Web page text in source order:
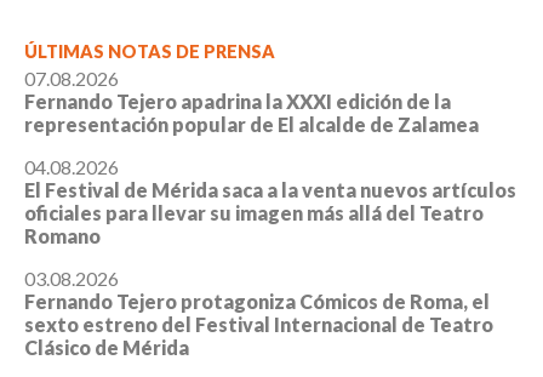
ÚLTIMAS NOTAS DE PRENSA
07.08.2026
Fernando Tejero apadrina la XXXI edición de la
representación popular de El alcalde de Zalamea
04.08.2026
El Festival de Mérida saca a la venta nuevos artículos
oficiales para llevar su imagen más allá del Teatro
Romano
03.08.2026
Fernando Tejero protagoniza Cómicos de Roma, el
sexto estreno del Festival Internacional de Teatro
Clásico de Mérida